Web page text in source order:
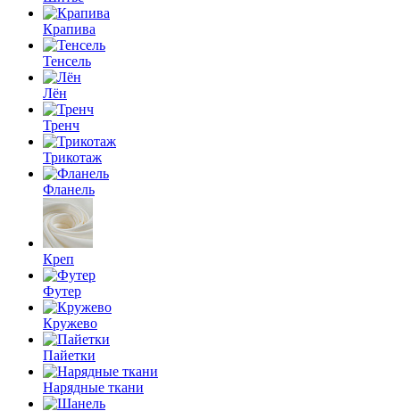
Крапива
Тенсель
Лён
Тренч
Трикотаж
Фланель
Креп
Футер
Кружево
Пайетки
Нарядные ткани